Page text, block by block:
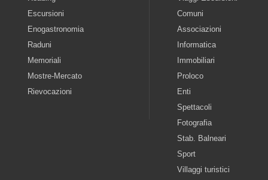
Escursioni
Enogastronomia
Raduni
Memoriali
Mostre-Mercato
Rievocazioni
Comuni
Associazioni
Informatica
Immobiliari
Proloco
Enti
Spettacoli
Fotografia
Stab. Balneari
Sport
Villaggi turistici